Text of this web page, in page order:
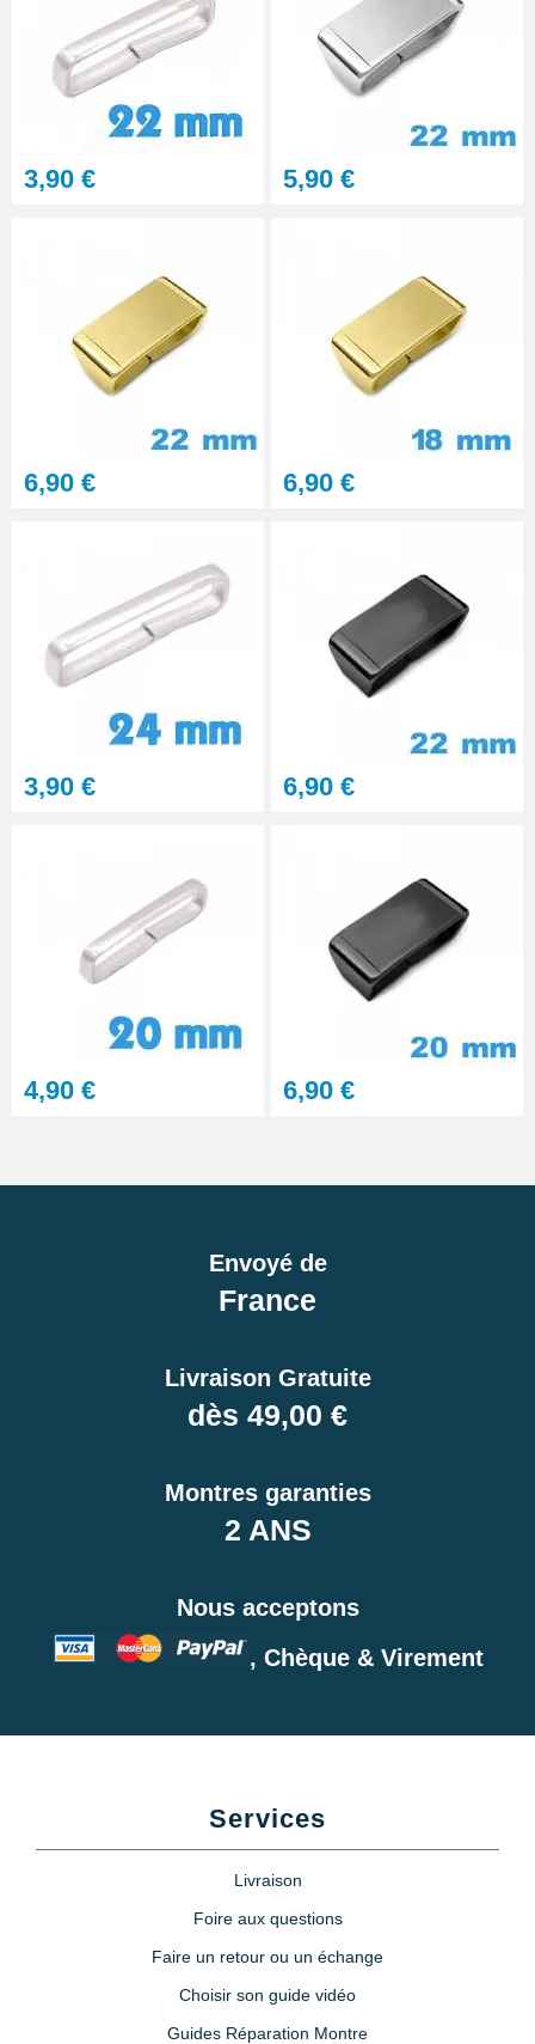
3,90 € 5,90 €
6,90 € 6,90 €
3,90 € 6,90 €
4,90 € 6,90 €
Envoyé de
France
Livraison Gratuite
dès 49,00 €
Montres garanties
2 ANS
Nous acceptons
, Chèque & Virement
Services
Livraison
Foire aux questions
Faire un retour ou un échange
Choisir son guide vidéo
Guides Réparation Montre